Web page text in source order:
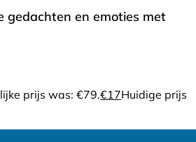
gedachten en emoties met
prijs was: €79.€17Huidige prijs